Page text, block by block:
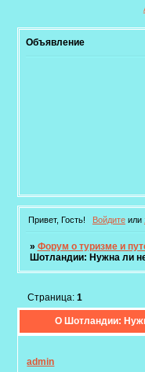
Объявление
Привет, Гость! Войдитеили
» Форум о туризме и
Шотландии: Нужна ли
О Шотландии:
Страница: 1
admin